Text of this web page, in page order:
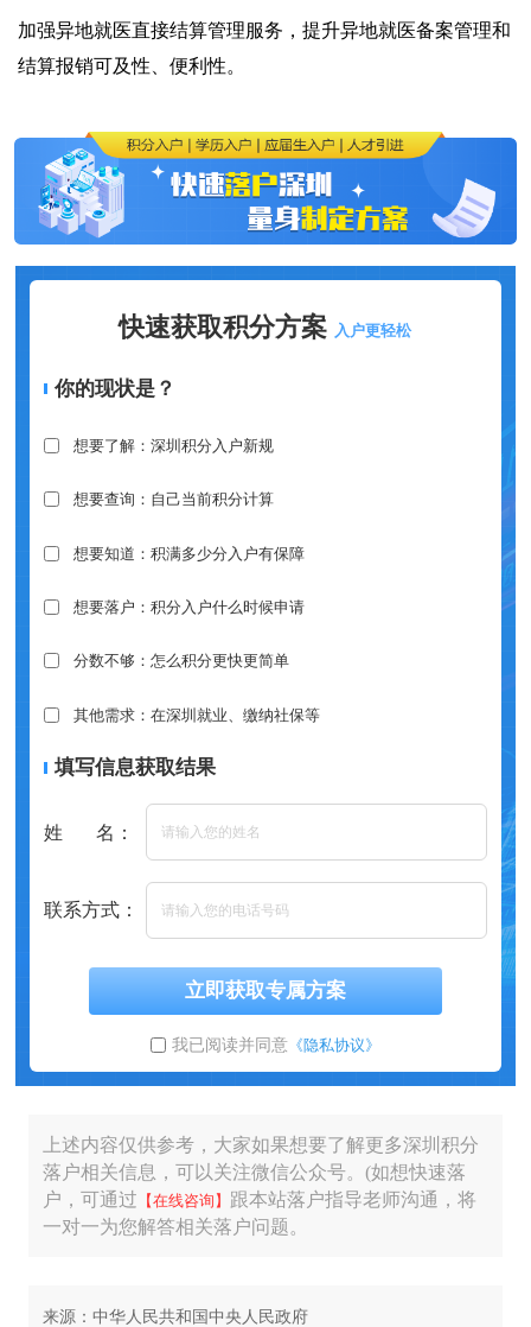
加强异地就医直接结算管理服务，提升异地就医备案管理和
结算报销可及性、便利性。
快速获取积分方案 入户更轻松
你的现状是？
想要了解：深圳积分入户新规
想要查询：自己当前积分计算
想要知道：积满多少分入户有保障
想要落户：积分入户什么时候申请
分数不够：怎么积分更快更简单
其他需求：在深圳就业、缴纳社保等
填写信息获取结果
姓 名：
联系方式：
立即获取专属方案
我已阅读并同意 《隐私协议》
上述内容仅供参考，大家如果想要了解更多深圳积分
落户相关信息，可以关注微信公众号。(如想快速落
户，可通过 【在线咨询】 跟本站落户指导老师沟通，将
一对一为您解答相关落户问题。
来源：中华人民共和国中央人民政府